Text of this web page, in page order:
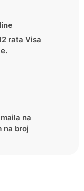
rata Visa
na
na broj